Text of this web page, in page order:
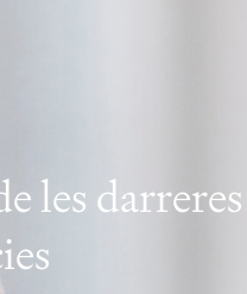
DEONTOLÒGICA
les darreres